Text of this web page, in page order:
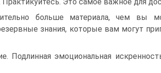
больше материала, чем вы
знания, которые вам могут
Подлинная эмоциональная